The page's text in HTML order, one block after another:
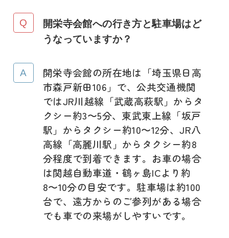
開栄寺会館への行き方と駐車場はど
うなっていますか？
開栄寺会館の所在地は「埼玉県日高
市森戸新田106」で、公共交通機関
ではJR川越線「武蔵高萩駅」からタ
クシー約3〜5分、東武東上線「坂戸
駅」からタクシー約10〜12分、JR八
高線「高麗川駅」からタクシー約8
分程度で到着できます。お車の場合
は関越自動車道・鶴ヶ島ICより約
8〜10分の目安です。駐車場は約100
台で、遠方からのご参列がある場合
でも車での来場がしやすいです。